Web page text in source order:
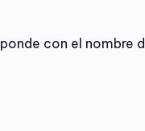
con el nombre